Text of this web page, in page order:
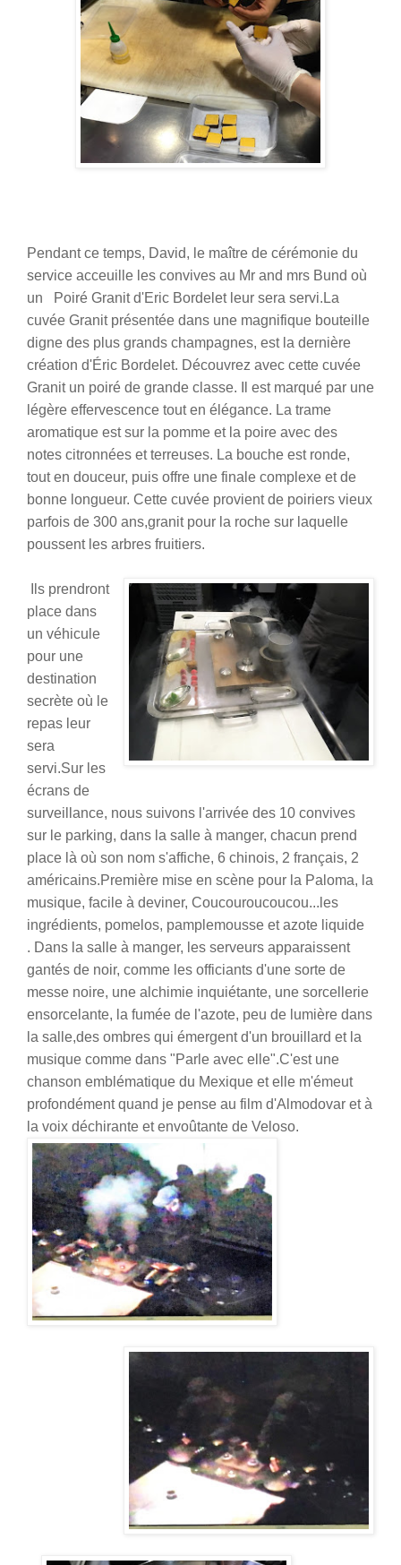
Pendant ce temps, David, le maître de cérémonie du
service acceuille les convives au Mr and mrs Bund où
un Poiré Granit d'Eric Bordelet leur sera servi.La
cuvée Granit présentée dans une magnifique bouteille
digne des plus grands champagnes, est la dernière
création d'Éric Bordelet. Découvrez avec cette cuvée
Granit un poiré de grande classe. Il est marqué par une
légère effervescence tout en élégance. La trame
aromatique est sur la pomme et la poire avec des
notes citronnées et terreuses. La bouche est ronde,
tout en douceur, puis offre une finale complexe et de
bonne longueur. Cette cuvée provient de poiriers vieux
parfois de 300 ans,granit pour la roche sur laquelle
poussent les arbres fruitiers.
Ils prendront
place dans
un véhicule
pour une
destination
secrète où le
repas leur
sera
servi.Sur les
écrans de
surveillance, nous suivons l'arrivée des 10 convives
sur le parking, dans la salle à manger, chacun prend
place là où son nom s'affiche, 6 chinois, 2 français, 2
américains.Première mise en scène pour la Paloma, la
musique, facile à deviner, Coucouroucoucou...les
ingrédients, pomelos, pamplemousse et azote liquide
. Dans la salle à manger, les serveurs apparaissent
gantés de noir, comme les officiants d'une sorte de
messe noire, une alchimie inquiétante, une sorcellerie
ensorcelante, la fumée de l'azote, peu de lumière dans
la salle,des ombres qui émergent d'un brouillard et la
musique comme dans "Parle avec elle".C'est une
chanson emblématique du Mexique et elle m'émeut
profondément quand je pense au film d'Almodovar et à
la voix déchirante et envoûtante de Veloso.